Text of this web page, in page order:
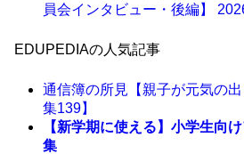
員会インタビュー・後編】
EDUPEDIAの人気記事
通信簿の所見【親子が元気の
集139】
【新学期に使える】小学生向
集